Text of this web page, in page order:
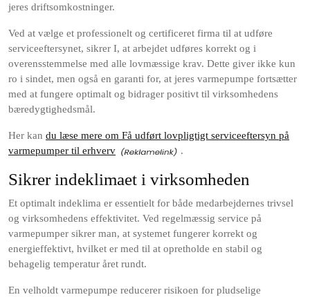
jeres driftsomkostninger.
Ved at vælge et professionelt og certificeret firma til at udføre
serviceeftersynet, sikrer I, at arbejdet udføres korrekt og i
overensstemmelse med alle lovmæssige krav. Dette giver ikke kun
ro i sindet, men også en garanti for, at jeres varmepumpe fortsætter
med at fungere optimalt og bidrager positivt til virksomhedens
bæredygtighedsmål.
Her kan du læse mere om Få udført lovpligtigt serviceeftersyn på
varmepumper til erhverv
.
Sikrer indeklimaet i virksomheden
Et optimalt indeklima er essentielt for både medarbejdernes trivsel
og virksomhedens effektivitet. Ved regelmæssig service på
varmepumper sikrer man, at systemet fungerer korrekt og
energieffektivt, hvilket er med til at opretholde en stabil og
behagelig temperatur året rundt.
En velholdt varmepumpe reducerer risikoen for pludselige